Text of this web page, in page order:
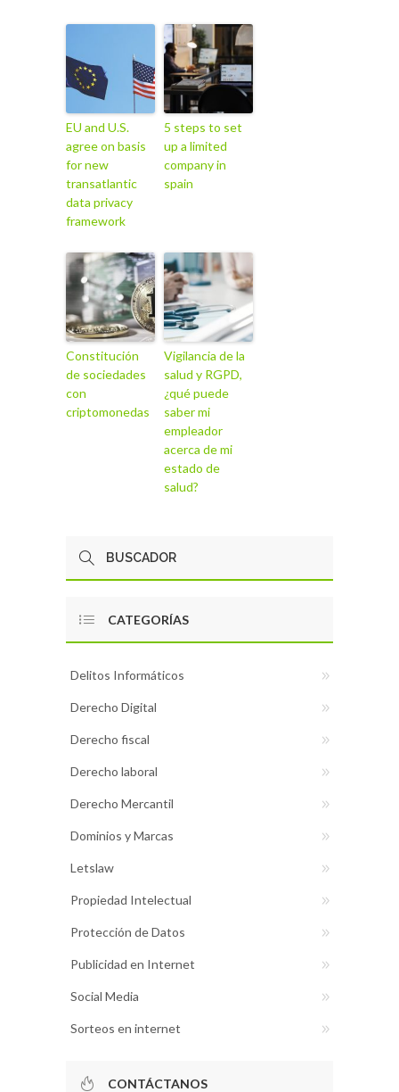
EU and U.S.
agree on basis
for new
transatlantic
data privacy
framework
5 steps to set
up a limited
company in
spain
Constitución
de sociedades
con
criptomonedas
Vigilancia de la
salud y RGPD,
¿qué puede
saber mi
empleador
acerca de mi
estado de
salud?
CATEGORÍAS
Delitos Informáticos
Derecho Digital
Derecho fiscal
Derecho laboral
Derecho Mercantil
Dominios y Marcas
Letslaw
Propiedad Intelectual
Protección de Datos
Publicidad en Internet
Social Media
Sorteos en internet
CONTÁCTANOS